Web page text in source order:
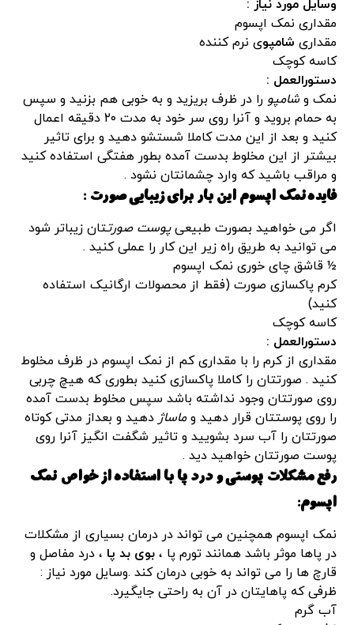
وسایل مورد نیاز :
مقداری نمک اپسوم
مقداری شامپوی نرم کننده
کاسه کوچک
دستورالعمل :
نمک وشامپو را در ظرف بریزید و به خوبی هم بزنید و سپس
به حمام بروید و آنرا روی سر خود به مدت ۲۰ دقیقه اعمال
کنید و بعد از این مدت کاملا شستشو دهید و برای تاثیر
بیشتر از این مخلوط بدست آمده بطور هفتگی استفاده کنید
و مراقب باشید که وارد چشمانتان نشود .
فایده نمک اپسوم این بار برایزیبایی صورت :
اگر می خواهید بصورت طبیعیپوست صورتتان زیباتر شود
می توانید به طریق راه زیر این کار را عملی کنید .
½ قاشق چای خوری نمک اپسوم
کرم پاکسازی صورت (فقط از محصولات ارگانیک استفاده
کنید)
کاسه کوچک
دستورالعمل :
مقداری از کرم را با مقداری کم از نمک اپسوم در ظرف مخلوط
کنید . صورتتان را کاملا پاکسازی کنید بطوری که هیچ چربی
روی صورتتان وجود نداشته باشد سپس مخلوط بدست آمده
را روی پوستتان قرار دهید وماساژدهید و بعداز مدتی کوتاه
صورتتان را آب سرد بشویید و تاثیر شگفت انگیز آنرا روی
پوست صورتتان خواهید دید .
رفع مشکلات پوستی و درد پا با استفاده از خواص نمک
اپسوم:
نمک اپسوم همچنین می تواند در درمان بسیاری از مشکلات
در پاها موثر باشد همانند تورم پا ،بوی بد پا ، درد مفاصل و
قارچ ها را می تواند به خوبی درمان کند .وسایل مورد نیاز :
ظرفی که پاهایتان در آن به راحتی جایگیرد.
آب گرم